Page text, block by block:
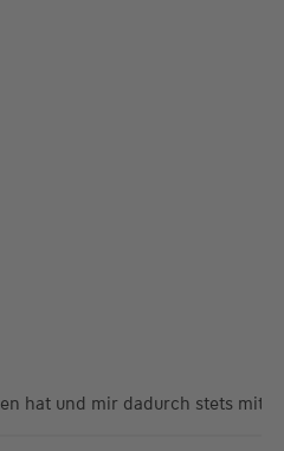
und mir dadurch stets mit